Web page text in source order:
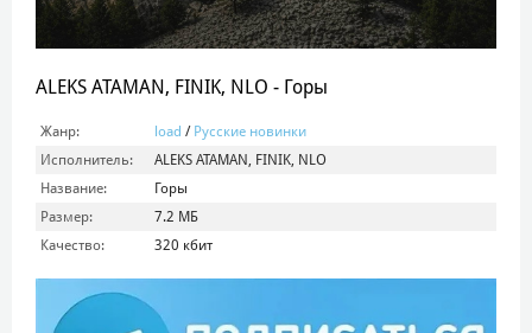
ALEKS ATAMAN, FINIK, NLO - Горы
Жанр: load / Русские новинки
Исполнитель:
ALEKS ATAMAN, FINIK, NLO
Название:
Горы
Размер:
7.2 МБ
Качество:
320 кбит